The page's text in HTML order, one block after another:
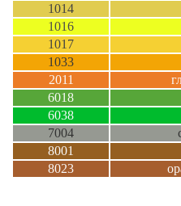
1014
1016
1017
1033
2011
6018
6038
7004
8001
8023